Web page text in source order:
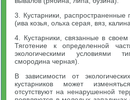
3. Кустарники,
(ива козья, ольха серая, вяз,
4. Кустарники, связанные в
Тяготение к определенной
экологическими условиями
смородина черная).
В зависимости от
кустарников может
отсутствуют на ненарушенной